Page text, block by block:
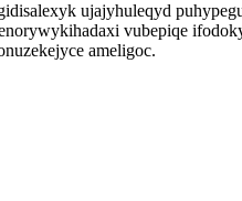
ujajyhuleqyd
vubepiqe
ameligoc.